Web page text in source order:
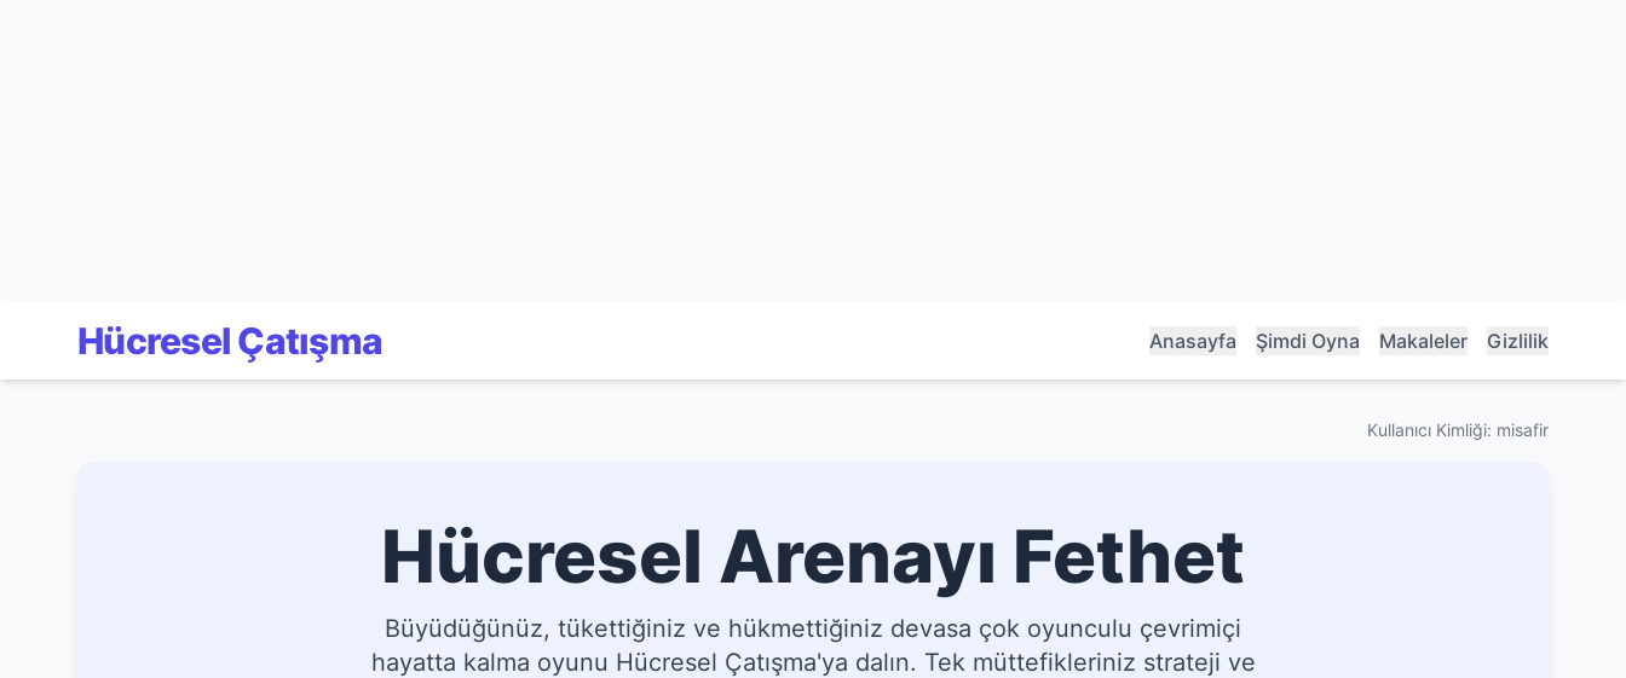
Hücresel Çatışma Anasayfa Şimdi Oyna Makaleler Gizlilik
Kullanıcı Kimliği: misafir
Hücresel Arenayı Fethet
Büyüdüğünüz, tükettiğiniz ve hükmettiğiniz devasa çok oyunculu çevrimiçi
hayatta kalma oyunu Hücresel Çatışma'ya dalın. Tek müttefikleriniz strateji ve